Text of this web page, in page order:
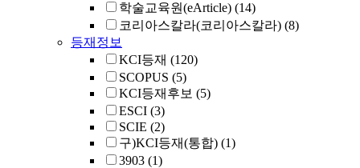
학술교육원(eArticle) (14)
코리아스칼라(코리아스칼라) (8)
등재정보
KCI등재 (120)
SCOPUS (5)
KCI등재후보 (5)
ESCI (3)
SCIE (2)
구)KCI등재(통합) (1)
3903 (1)